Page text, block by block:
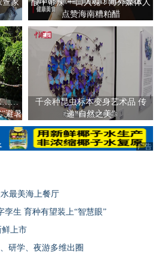
疍家
酸中带辣 一口入魂！海外媒体人
点赞海南糟粕醋
……
避暑
千余种昆虫标本变身艺术品 传
递“自然之美”
广告
最美海上餐厅
孪生 育种有望装上“智慧眼”
鲜上市
研学、夜游多维出圈